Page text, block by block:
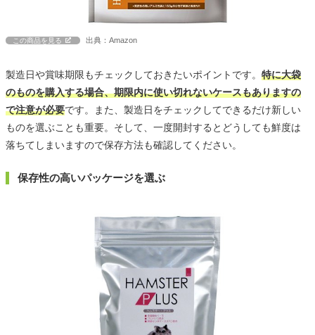
この商品を見る 出典：Amazon
製造日や賞味期限もチェックしておきたいポイントです。 特に大袋
のものを購入する場合、期限内に使い切れないケースもありますの
で注意が必要です。また、製造日をチェックしてできるだけ新しい
ものを選ぶことも重要。そして、一度開封するとどうしても鮮度は
落ちてしまいますので保存方法も確認してください。
保存性の高いパッケージを選ぶ